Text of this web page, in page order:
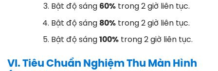
Bật độ sáng 60%trong 2 giờ liên tục.
Bật độ sáng 80%trong 2 giờ liên tục.
Bật độ sáng 100%trong 2 giờ liên tục.
VI. Tiêu Chuẩn Nghiệm Thu Màn Hình